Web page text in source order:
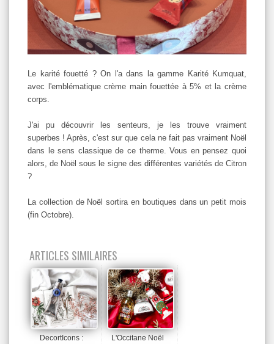
Le karité fouetté ? On l'a dans la gamme Karité Kumquat,
avec l'emblématique crème main fouettée à 5% et la crème
corps.
J'ai pu découvrir les senteurs, je les trouve vraiment
superbes ! Après, c'est sur que cela ne fait pas vraiment Noël
dans le sens classique de ce therme. Vous en pensez quoi
alors, de Noël sous le signe des différentes variétés de Citron
?
La collection de Noël sortira en boutiques dans un petit mois
(fin Octobre).
ARTICLES SIMILAIRES
DecortIcons :
L'Occitane Noël